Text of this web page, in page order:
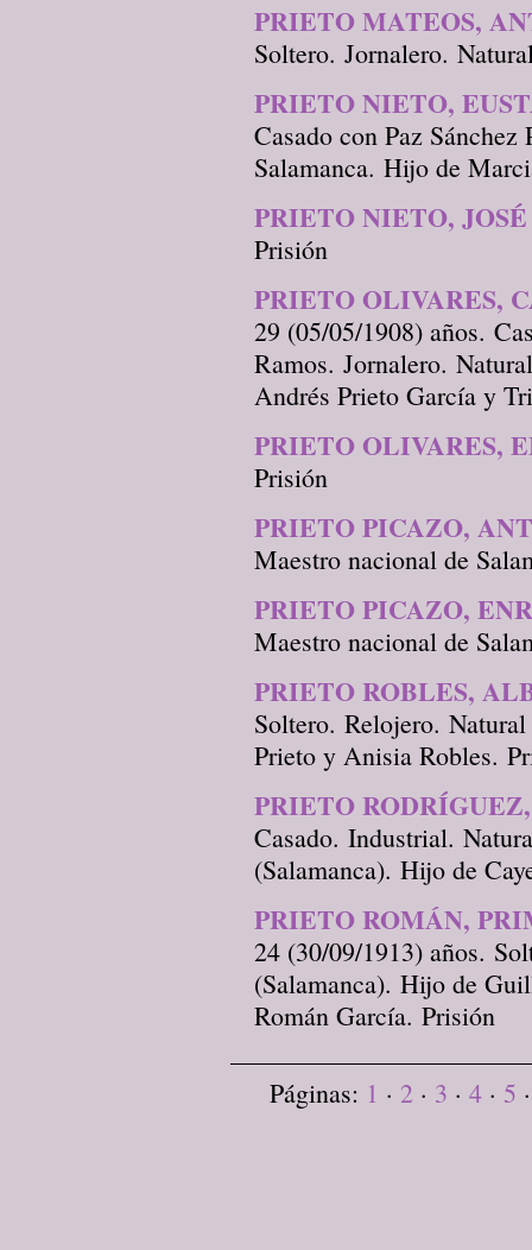
PRIETO MATEOS,
Soltero. Jornalero.
PRIETO NIETO,
Casado con Paz
Salamanca. Hijo de
PRIETO NIETO, JOSÉ
Prisión
PRIETO OLIVARES,
29 (05/05/1908) años.
Ramos. Jornalero.
Andrés Prieto García y
PRIETO OLIVARES,
Prisión
PRIETO PICAZO,
Maestro nacional de
PRIETO PICAZO,
Maestro nacional de
PRIETO ROBLES,
Soltero. Relojero.
Prieto y Anisia Robles.
PRIETO
Casado. Industrial.
(Salamanca). Hijo de
PRIETO ROMÁN,
24 (30/09/1913) años.
(Salamanca). Hijo de
Román García. Prisión
Páginas: 1 · 2 · 3 · 4 · 5